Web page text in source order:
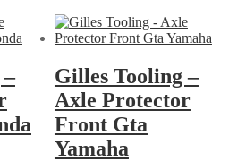
Gilles Tooling –
Axle Protector
Front Gta
Yamaha